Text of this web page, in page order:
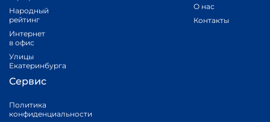
Народный
рейтинг
Интернет
в офис
Улицы
Екатеринбурга
О нас
Контакты
Сервис
Политика
конфиденциальности